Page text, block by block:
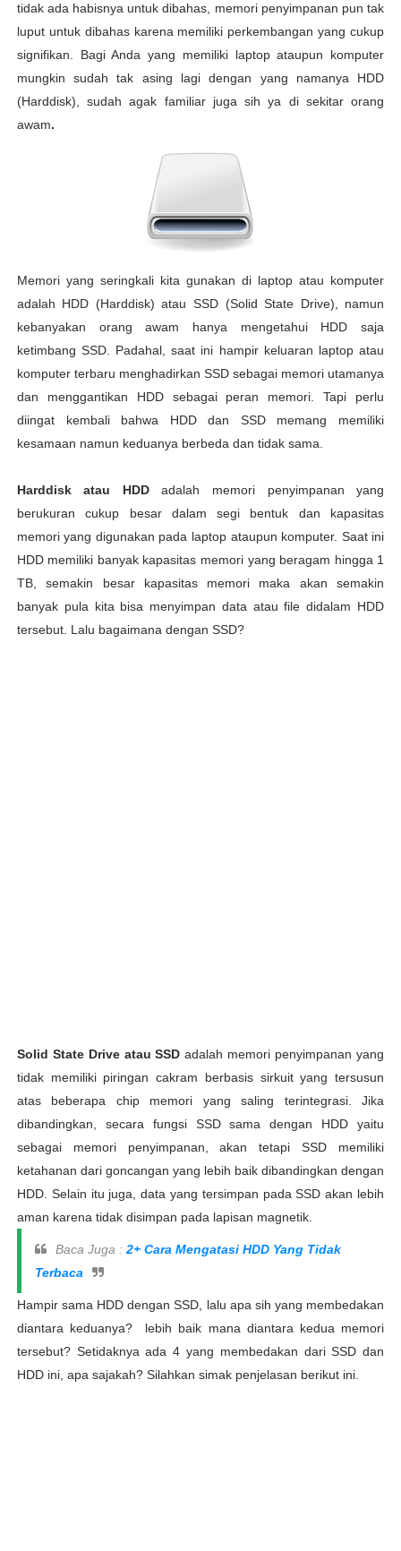
tidak ada habisnya untuk dibahas, memori penyimpanan pun tak
luput untuk dibahas karena memiliki perkembangan yang cukup
signifikan. Bagi Anda yang memiliki laptop ataupun komputer
mungkin sudah tak asing lagi dengan yang namanya HDD
(Harddisk), sudah agak familiar juga sih ya di sekitar orang
awam.
Memori yang seringkali kita gunakan di laptop atau komputer
adalah HDD (Harddisk) atau SSD (Solid State Drive), namun
kebanyakan orang awam hanya mengetahui HDD saja
ketimbang SSD. Padahal, saat ini hampir keluaran laptop atau
komputer terbaru menghadirkan SSD sebagai memori utamanya
dan menggantikan HDD sebagai peran memori. Tapi perlu
diingat kembali bahwa HDD dan SSD memang memiliki
kesamaan namun keduanya berbeda dan tidak sama.
Harddisk atau HDDadalah memori penyimpanan yang
berukuran cukup besar dalam segi bentuk dan kapasitas
memori yang digunakan pada laptop ataupun komputer. Saat ini
HDD memiliki banyak kapasitas memori yang beragam hingga 1
TB, semakin besar kapasitas memori maka akan semakin
banyak pula kita bisa menyimpan data atau file didalam HDD
tersebut. Lalu bagaimana dengan SSD?
Solid State Drive atau SSDadalah memori penyimpanan yang
tidak memiliki piringan cakram berbasis sirkuit yang tersusun
atas beberapa chip memori yang saling terintegrasi. Jika
dibandingkan, secara fungsi SSD sama dengan HDD yaitu
sebagai memori penyimpanan, akan tetapi SSD memiliki
ketahanan dari goncangan yang lebih baik dibandingkan dengan
HDD. Selain itu juga, data yang tersimpan pada SSD akan lebih
aman karena tidak disimpan pada lapisan magnetik.
Baca Juga : 2+ Cara Mengatasi HDD Yang Tidak
Terbaca
Hampir sama HDD dengan SSD, lalu apa sih yang membedakan
diantara keduanya? lebih baik mana diantara kedua memori
tersebut? Setidaknya ada 4 yang membedakan dari SSD dan
HDD ini, apa sajakah? Silahkan simak penjelasan berikut ini.